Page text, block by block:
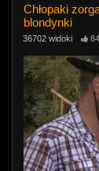
Chłopaki
blondynki
36702 widoki